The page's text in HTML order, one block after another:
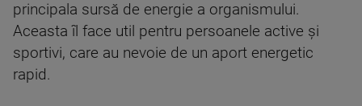
principala sursă de energie a organismului.
Aceasta îl face util pentru persoanele active și
sportivi, care au nevoie de un aport energetic
rapid.